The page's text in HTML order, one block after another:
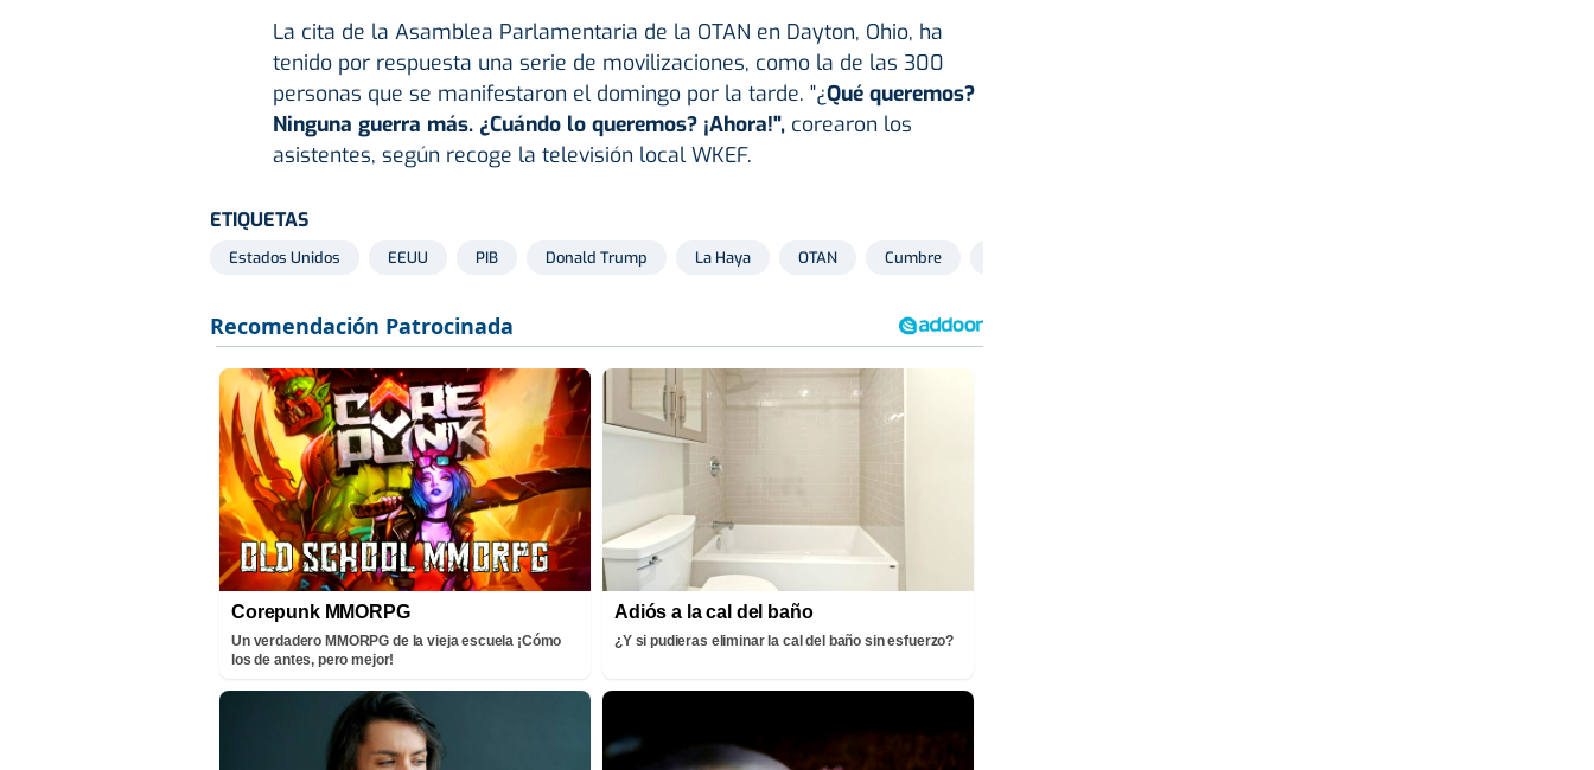
La cita de la Asamblea Parlamentaria de la OTAN en Dayton, Ohio, ha
tenido por respuesta una serie de movilizaciones, como la de las 300
personas que se manifestaron el domingo por la tarde. "¿Qué queremos?
Ninguna guerra más. ¿Cuándo lo queremos? ¡Ahora!", corearon los
asistentes, según recoge la televisión local WKEF.
ETIQUETAS
Estados Unidos EEUU PIB Donald Trump La Haya OTAN Cumbre
Corepunk MMORPG
Un verdadero MMORPG de la vieja escuela ¡Cómo
los de antes, pero mejor!
Adiós a la cal del baño
¿Y si pudieras eliminar la cal del baño sin esfuerzo?